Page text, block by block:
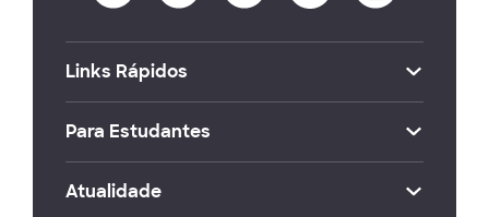
Links Rápidos
Para Estudantes
Atualidade